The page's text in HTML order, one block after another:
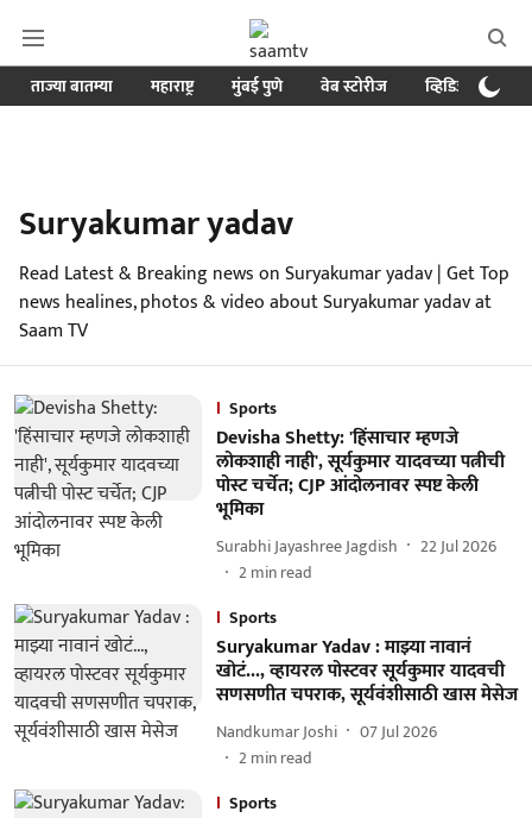
ताज्या बातम्या महाराष्ट्र मुंबई पुणे वेब स्टोरीज व्हिडिओ
Suryakumar yadav
Read Latest & Breaking news on Suryakumar yadav | Get Top
news healines, photos & video about Suryakumar yadav at
Saam TV
Sports
Devisha Shetty: 'हिंसाचार म्हणजे
लोकशाही नाही', सूर्यकुमार यादवच्या पत्नीची
पोस्ट चर्चेत; CJP आंदोलनावर स्पष्ट केली
भूमिका
Surabhi Jayashree Jagdish
22 Jul 2026
2min read
Sports
Suryakumar Yadav : माझ्या नावानं
खोटं..., व्हायरल पोस्टवर सूर्यकुमार यादवची
सणसणीत चपराक, सूर्यवंशीसाठी खास मेसेज
Nandkumar Joshi
07 Jul 2026
2min read
Sports